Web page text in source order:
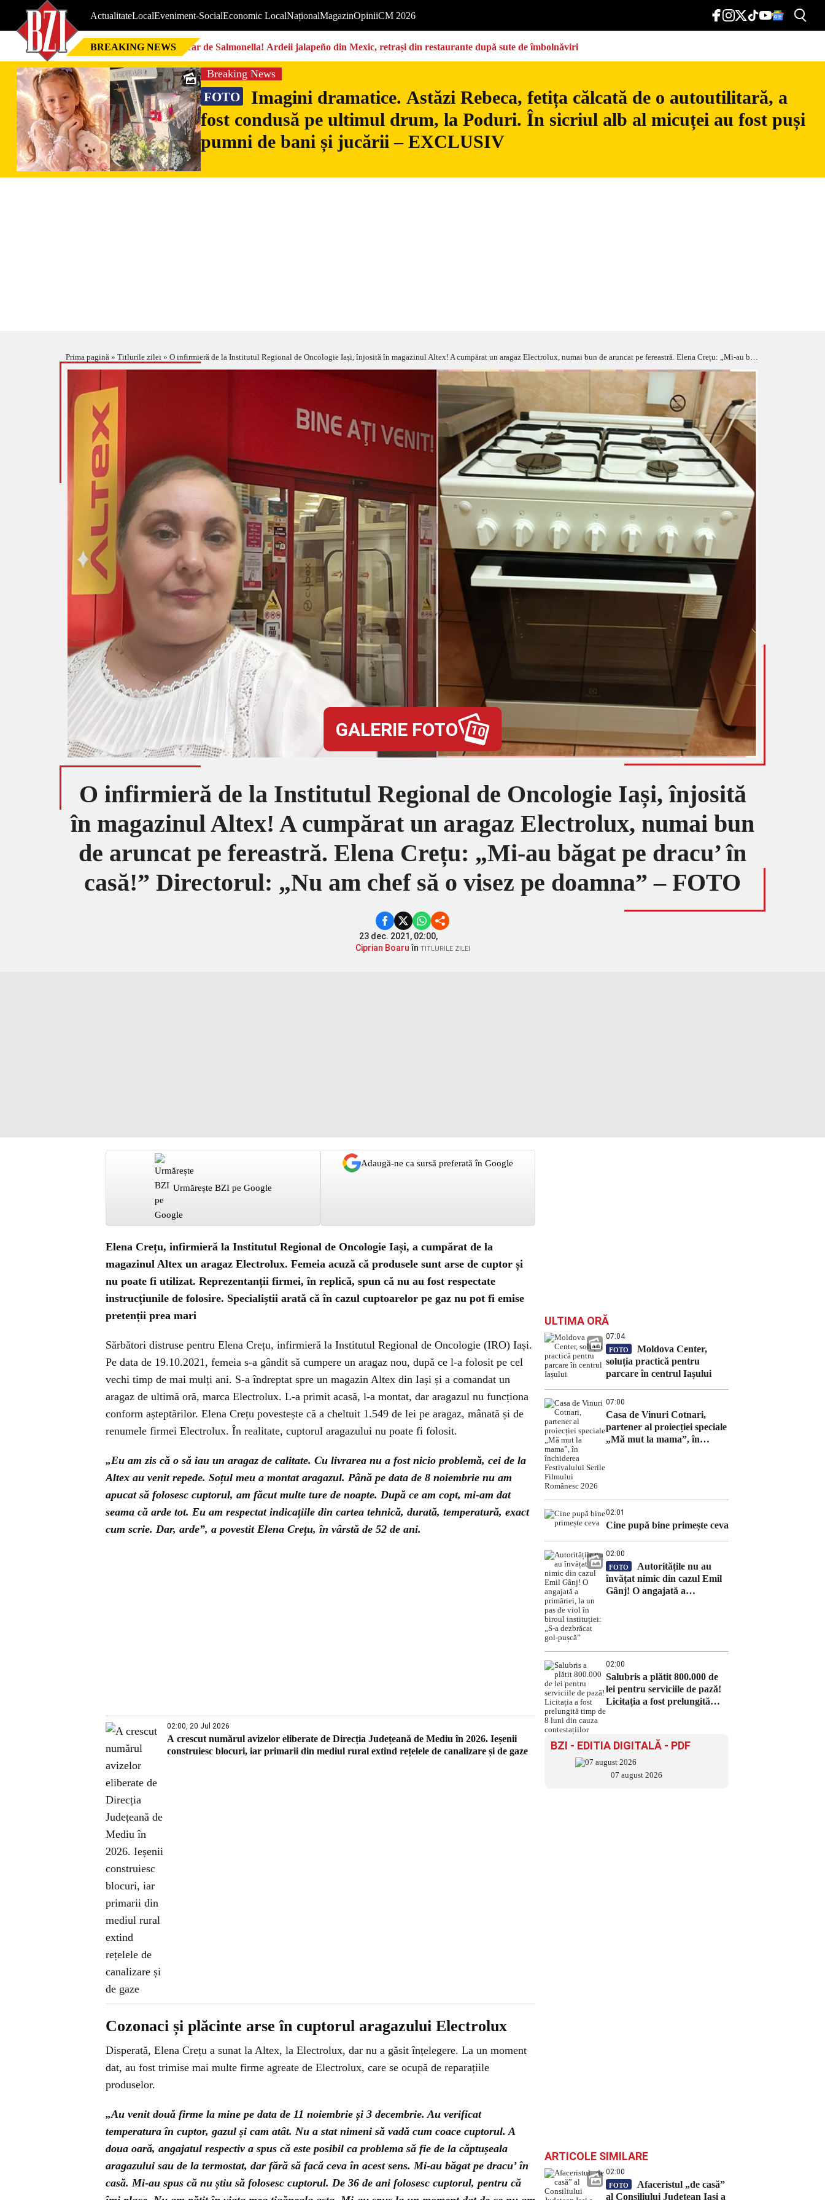
ActualitateLocalEveniment-SocialEconomic LocalNaționalMagazinOpiniiCM 2026
BREAKING NEWS Focar de Salmonella! Ardeii jalapeño din Mexic, retrași din restaurante după sute de îmbolnăviri
Breaking News
FOTO
Imagini dramatice. Astăzi Rebeca, fetița călcată de o autoutilitară, a
fost condusă pe ultimul drum, la Poduri. În sicriul alb al micuței au fost puși
pumni de bani și jucării – EXCLUSIV
Prima pagină » Titlurile zilei » O infirmieră de la Institutul Regional de Oncologie Iași, înjosită în magazinul Altex! A cumpărat un aragaz Electrolux, numai bun de aruncat pe fereastră. Elena Crețu: „Mi-au băgat pe dracu’ în casă!” Directorul: „Nu am chef să o visez pe doamna” – FOTO
GALERIE FOTO 10
O infirmieră de la Institutul Regional de Oncologie Iași, înjosită
în magazinul Altex! A cumpărat un aragaz Electrolux, numai bun
de aruncat pe fereastră. Elena Crețu: „Mi-au băgat pe dracu’ în
casă!” Directorul: „Nu am chef să o visez pe doamna” – FOTO
23 dec. 2021, 02:00,
Ciprian Boaruîn TITLURILE ZILEI
Urmărește BZI pe Google
Adaugă-ne ca sursă preferată în Google
Elena Crețu, infirmieră la Institutul Regional de Oncologie Iași, a cumpărat de la
magazinul Altex un aragaz Electrolux. Femeia acuză că produsele sunt arse de cuptor și
nu poate fi utilizat. Reprezentanții firmei, în replică, spun că nu au fost respectate
instrucțiunile de folosire. Specialiștii arată că în cazul cuptoarelor pe gaz nu pot fi emise
pretenții prea mari
Sărbători distruse pentru Elena Crețu, infirmieră la Institutul Regional de Oncologie (IRO) Iași.
Pe data de 19.10.2021, femeia s-a gândit să cumpere un aragaz nou, după ce l-a folosit pe cel
vechi timp de mai mulți ani. S-a îndreptat spre un magazin Altex din Iași și a comandat un
aragaz de ultimă oră, marca Electrolux. L-a primit acasă, l-a montat, dar aragazul nu funcționa
conform așteptărilor. Elena Crețu povestește că a cheltuit 1.549 de lei pe aragaz, mânată și de
renumele firmei Electrolux. În realitate, cuptorul aragazului nu poate fi folosit.
„Eu am zis că o să iau un aragaz de calitate. Cu livrarea nu a fost nicio problemă, cei de la
Altex au venit repede. Soțul meu a montat aragazul. Până pe data de 8 noiembrie nu am
apucat să folosesc cuptorul, am făcut multe ture de noapte. După ce am copt, mi-am dat
seama că arde tot. Eu am respectat indicațiile din cartea tehnică, durată, temperatură, exact
cum scrie. Dar, arde”, a povestit Elena Crețu, în vârstă de 52 de ani.
02:00, 20 Jul 2026
A crescut numărul avizelor eliberate de Direcția Județeană de Mediu în 2026. Ieșenii
construiesc blocuri, iar primarii din mediul rural extind rețelele de canalizare și de gaze
Cozonaci și plăcinte arse în cuptorul aragazului Electrolux
Disperată, Elena Crețu a sunat la Altex, la Electrolux, dar nu a găsit înțelegere. La un moment
dat, au fost trimise mai multe firme agreate de Electrolux, care se ocupă de reparațiile
produselor.
„Au venit două firme la mine pe data de 11 noiembrie și 3 decembrie. Au verificat
temperatura în cuptor, gazul și cam atât. Nu a stat nimeni să vadă cum coace cuptorul. A
doua oară, angajatul respectiv a spus că este posibil ca problema să fie de la căptușeala
aragazului sau de la termostat, dar fără să facă ceva în acest sens. Mi-au băgat pe dracu’ în
casă. Mi-au spus că nu știu să folosesc cuptorul. De 36 de ani folosesc cuptorul, pentru că
ULTIMA ORĂ
07:04
FOTO
Moldova Center,
soluția practică pentru
parcare în centrul Iașului
07:00
Casa de Vinuri Cotnari,
partener al proiecției speciale
„Mă mut la mama”, în
02:01
Cine pupă bine primește ceva
02:00
FOTO
Autoritățile nu au
învățat nimic din cazul Emil
Gânj! O angajată a
02:00
Salubris a plătit 800.000 de
lei pentru serviciile de pază!
Licitația a fost prelungită
BZI - EDITIA DIGITALĂ - PDF
07 august 2026
ARTICOLE SIMILARE
02:00
FOTO
Afaceristul „de casă”
al Consiliului Județean Iași a